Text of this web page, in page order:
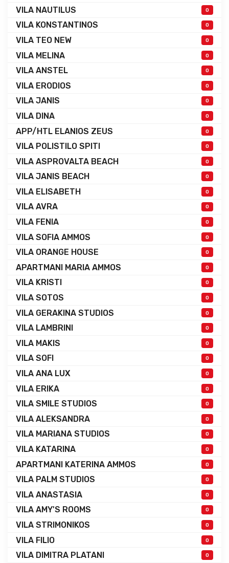
VILA NAUTILUS 0
VILA KONSTANTINOS 0
VILA TEO NEW 0
VILA MELINA 0
VILA ANSTEL 0
VILA ERODIOS 0
VILA JANIS 0
VILA DINA 0
APP/HTL ELANIOS ZEUS 0
VILA POLISTILO SPITI 0
VILA ASPROVALTA BEACH 0
VILA JANIS BEACH 0
VILA ELISABETH 0
VILA AVRA 0
VILA FENIA 0
VILA SOFIA AMMOS 0
VILA ORANGE HOUSE 0
APARTMANI MARIA AMMOS 0
VILA KRISTI 0
VILA SOTOS 0
VILA GERAKINA STUDIOS 0
VILA LAMBRINI 0
VILA MAKIS 0
VILA SOFI 0
VILA ANA LUX 0
VILA ERIKA 0
VILA SMILE STUDIOS 0
VILA ALEKSANDRA 0
VILA MARIANA STUDIOS 0
VILA KATARINA 0
APARTMANI KATERINA AMMOS 0
VILA PALM STUDIOS 0
VILA ANASTASIA 0
VILA AMY'S ROOMS 0
VILA STRIMONIKOS 0
VILA FILIO 0
VILA DIMITRA PLATANI 0